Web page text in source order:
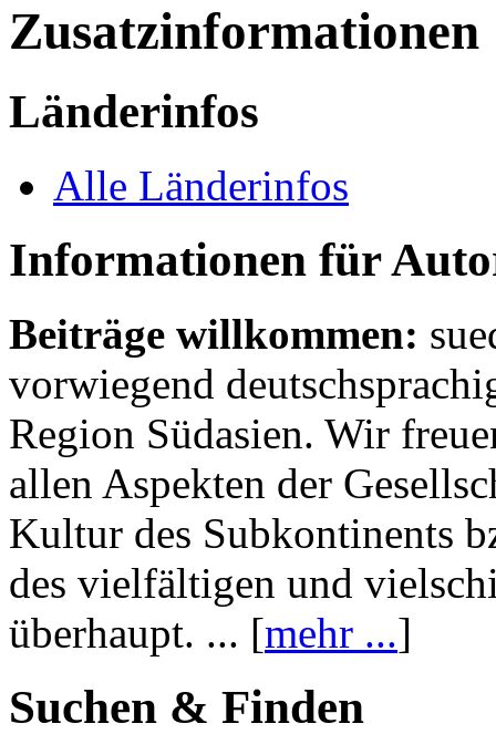
Zusatzinformationen
Länderinfos
Alle Länderinfos
Informationen für
Beiträge willkommen:
vorwiegend
Region Südasien. Wir
allen Aspekten der
Kultur des Subkontinents
des vielfältigen und
überhaupt. ... [mehr ...]
Suchen & Finden